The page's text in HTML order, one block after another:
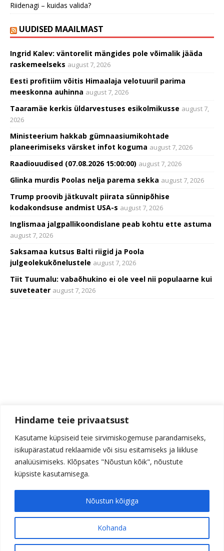
Hindame teie privaatsust
Kasutame küpsiseid teie sirvimiskogemuse parandamiseks,
isikupärastatud reklaamide või sisu esitamiseks ja liikluse
analüüsimiseks. Klõpsates "Nõustun kõik", nõustute
küpsiste kasutamisega.
Kohanda
Nõustun kõigiga
Riidenagi – kuidas valida?
UUDISED MAAILMAST
Ingrid Kalev: väntorelit mängides pole võimalik jääda
raskemeelseks august 7, 2026
Eesti profitiim võitis Himaalaja velotuuril parima
meeskonna auhinna august 7, 2026
Taaramäe kerkis üldarvestuses esikolmikusse august 7,
2026
Ministeerium hakkab gümnaasiumikohtade
planeerimiseks värsket infot koguma august 7, 2026
Raadiouudised (07.08.2026 15:00:00) august 7, 2026
Glinka murdis Poolas nelja parema sekka august 7, 2026
Trump proovib jätkuvalt piirata sünnipõhise
kodakondsuse andmist USA-s august 7, 2026
Inglismaa jalgpallikoondislane peab kohtu ette astuma
august 7, 2026
Saksamaa kutsus Balti riigid ja Poola
julgeolekukõnelustele august 7, 2026
Tiit Tuumalu: vabaõhukino ei ole veel nii populaarne kui
suveteater august 7, 2026